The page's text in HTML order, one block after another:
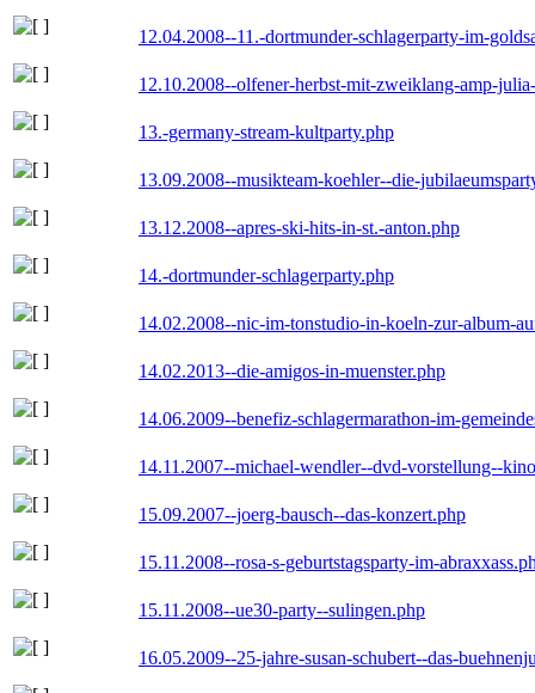
12.04.2008--11.-dortmunder-schlagerparty-im-
12.10.2008--olfener-herbst-mit-zweiklang-amp-
13.-germany-stream-kultparty.php
13.09.2008--musikteam-koehler--die-
13.12.2008--apres-ski-hits-in-st.-anton.php
14.-dortmunder-schlagerparty.php
14.02.2008--nic-im-tonstudio-in-koeln-zur-album-
14.02.2013--die-amigos-in-muenster.php
14.06.2009--benefiz-schlagermarathon-im-
14.11.2007--michael-wendler--dvd-vorstellung--
15.09.2007--joerg-bausch--das-konzert.php
15.11.2008--rosa-s-geburtstagsparty-im-
15.11.2008--ue30-party--sulingen.php
16.05.2009--25-jahre-susan-schubert--das-